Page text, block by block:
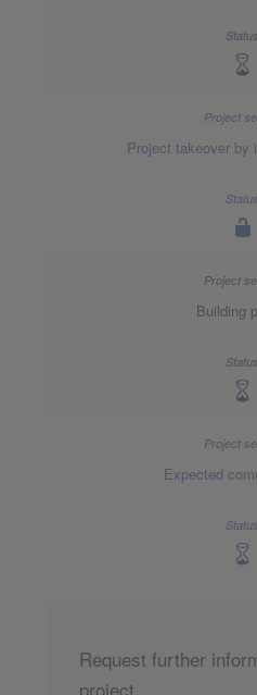
Project takeover by
Building
Expected
Request further
project.